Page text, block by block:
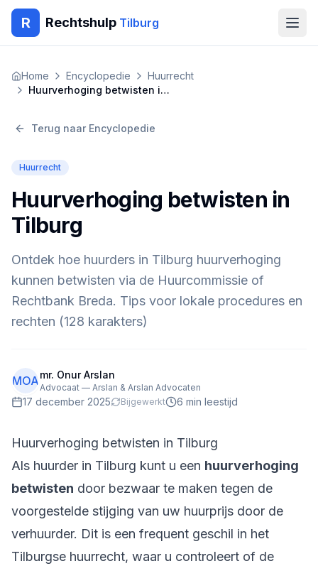
R Rechtshulp Tilburg
Home
🇳🇱 🇬🇧 English
🇸🇦 العربية
🇷🇴
Română
Gratis Advies
Home Encyclopedie
Huurrecht
Huurverhoging betwisten in Tilburg
Terug naar Encyclopedie
Huurrecht
Huurverhoging betwisten in
Tilburg
Ontdek hoe huurders in Tilburg huurverhoging
kunnen betwisten via de Huurcommissie of
Rechtbank Breda. Tips voor lokale procedures en
rechten (128 karakters)
MOAmr. Onur Arslan
Advocaat — Arslan & Arslan Advocaten
17 december 2025 Bijgewerkt 6 min leestijd
Huurverhoging betwisten in Tilburg
Als huurder in Tilburg kunt u een huurverhoging
betwisten door bezwaar te maken tegen de
voorgestelde stijging van uw huurprijs door de
verhuurder. Dit is een frequent geschil in het
Tilburgse huurrecht, waar u controleert of de